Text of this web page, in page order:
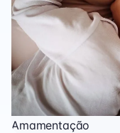
Amamentação